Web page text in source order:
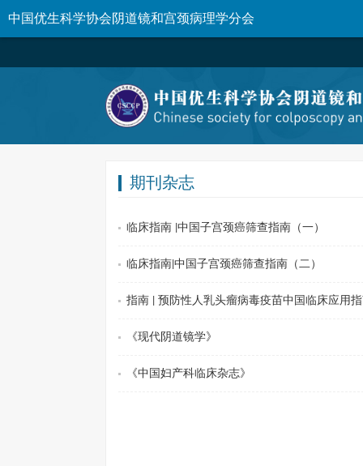
中国优生科学协会阴道镜和宫颈病理学分会
期刊杂志
临床指南 |中国子宫颈癌筛查指南（一）
临床指南|中国子宫颈癌筛查指南（二）
指南 | 预防性人乳头瘤病毒疫苗中国临床应用
《现代阴道镜学》
《中国妇产科临床杂志》